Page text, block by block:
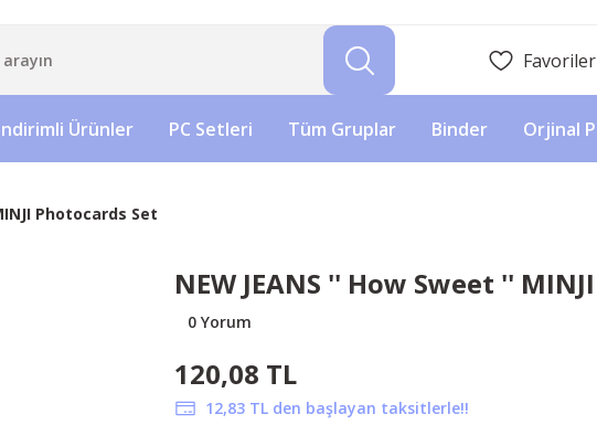
Ürünler PC Setleri Tüm Gruplar Binder Orjinal
Photocards Set
NEW JEANS '' How Sweet ''
0 Yorum
120,08 TL
12,83 TL den başlayan taksitlerle!!